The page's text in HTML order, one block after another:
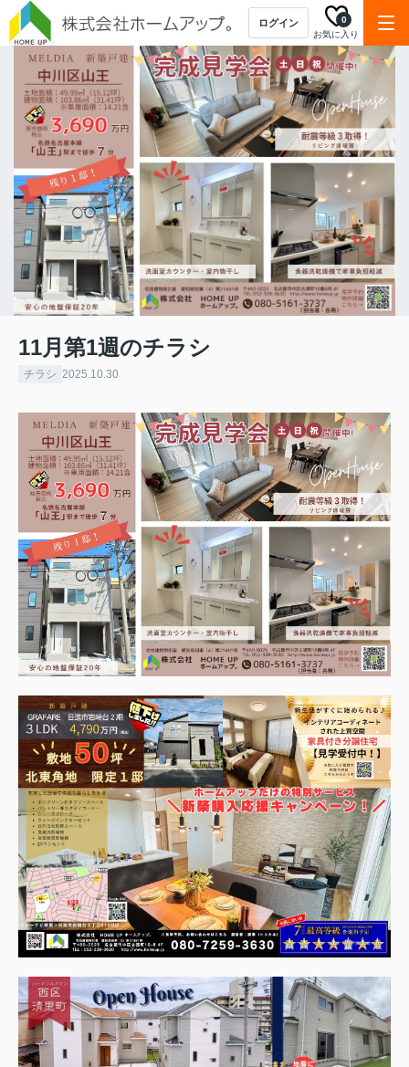
ログイン
お気に入り
0
11月第1週のチラシ
チラシ 2025.10.30